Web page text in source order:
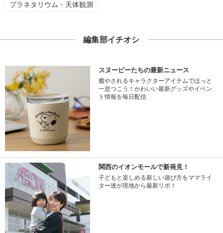
プラネタリウム・天体観測
編集部イチオシ
スヌーピーたちの最新ニュース
癒やされるキャラクターアイテムでほっと
一息つこう！かわいい最新グッズやイベン
ト情報を毎日配信
関西のイオンモールで新発見！
子どもと楽しめる新しい遊び方をママライ
ター達が現地から最新リポ！